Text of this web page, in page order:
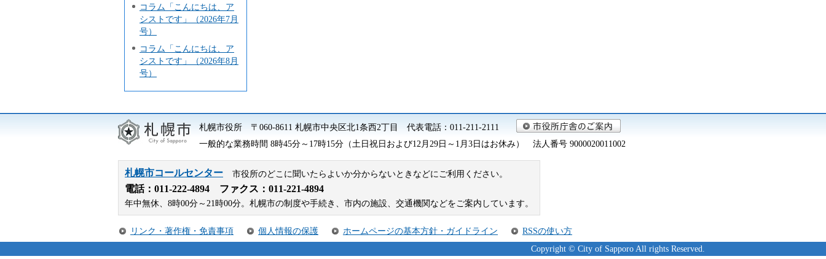
コラム「こんにちは、ア
シストです」（2026年7月
号）
コラム「こんにちは、ア
シストです」（2026年8月
号）
札幌市役所 〒060-8611 札幌市中央区北1条西2丁目 代表電話：011-211-2111
一般的な業務時間 8時45分～17時15分（土日祝日および12月29日～1月3日はお休み） 法人番号 9000020011002
札幌市コールセンター 市役所のどこに聞いたらよいか分からないときなどにご利用ください。
電話： 011-222-4894 ファクス：011-221-4894
年中無休、8時00分～21時00分。札幌市の制度や手続き、市内の施設、交通機関などをご案内しています。
リンク・著作権・免責事項 個人情報の保護 ホームページの基本方針・ガイドライン
RSSの使い方
Copyright © City of Sapporo All rights Reserved.